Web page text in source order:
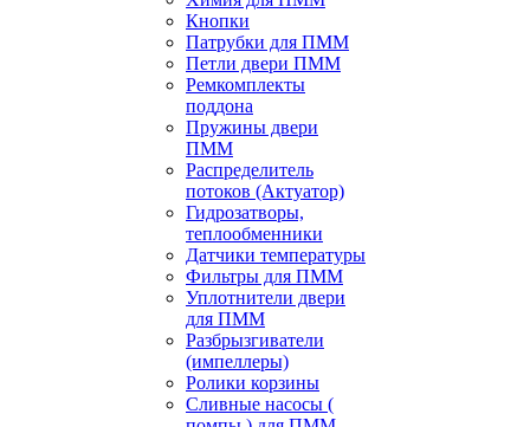
Кнопки
Патрубки для ПММ
Петли двери ПММ
Ремкомплекты
поддона
Пружины двери
ПММ
Распределитель
потоков (Актуатор)
Гидрозатворы,
теплообменники
Датчики температуры
Фильтры для ПММ
Уплотнители двери
для ПММ
Разбрызгиватели
(импеллеры)
Ролики корзины
Сливные насосы (